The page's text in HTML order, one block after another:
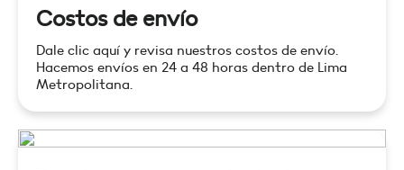
Costos de envío
Dale clic aquí y revisa nuestros costos de envío.
Hacemos envíos en 24 a 48 horas dentro de Lima
Metropolitana.